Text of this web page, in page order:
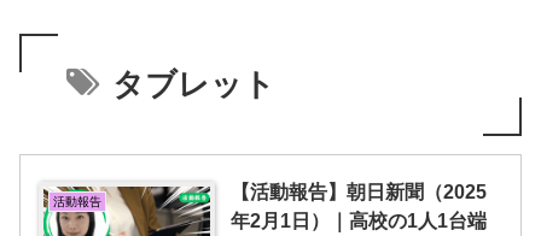
タブレット
活動報告
【活動報告】朝日新聞（2025
年2月1日）｜高校の1人1台端